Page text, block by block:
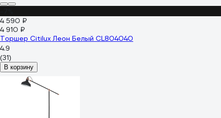
4 590 ₽
4 910 ₽
Торшер Citilux Леон Белый CL804040
4.9
(31)
В корзину